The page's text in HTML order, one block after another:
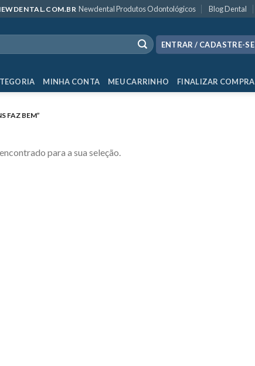
Newdental Produtos Odontológicos Blog Dental
ENTRAR / CADASTRE-SE
MINHA CONTA MEU CARRINHO FINALIZAR COMPRA
FAZ BEM”
para a sua seleção.